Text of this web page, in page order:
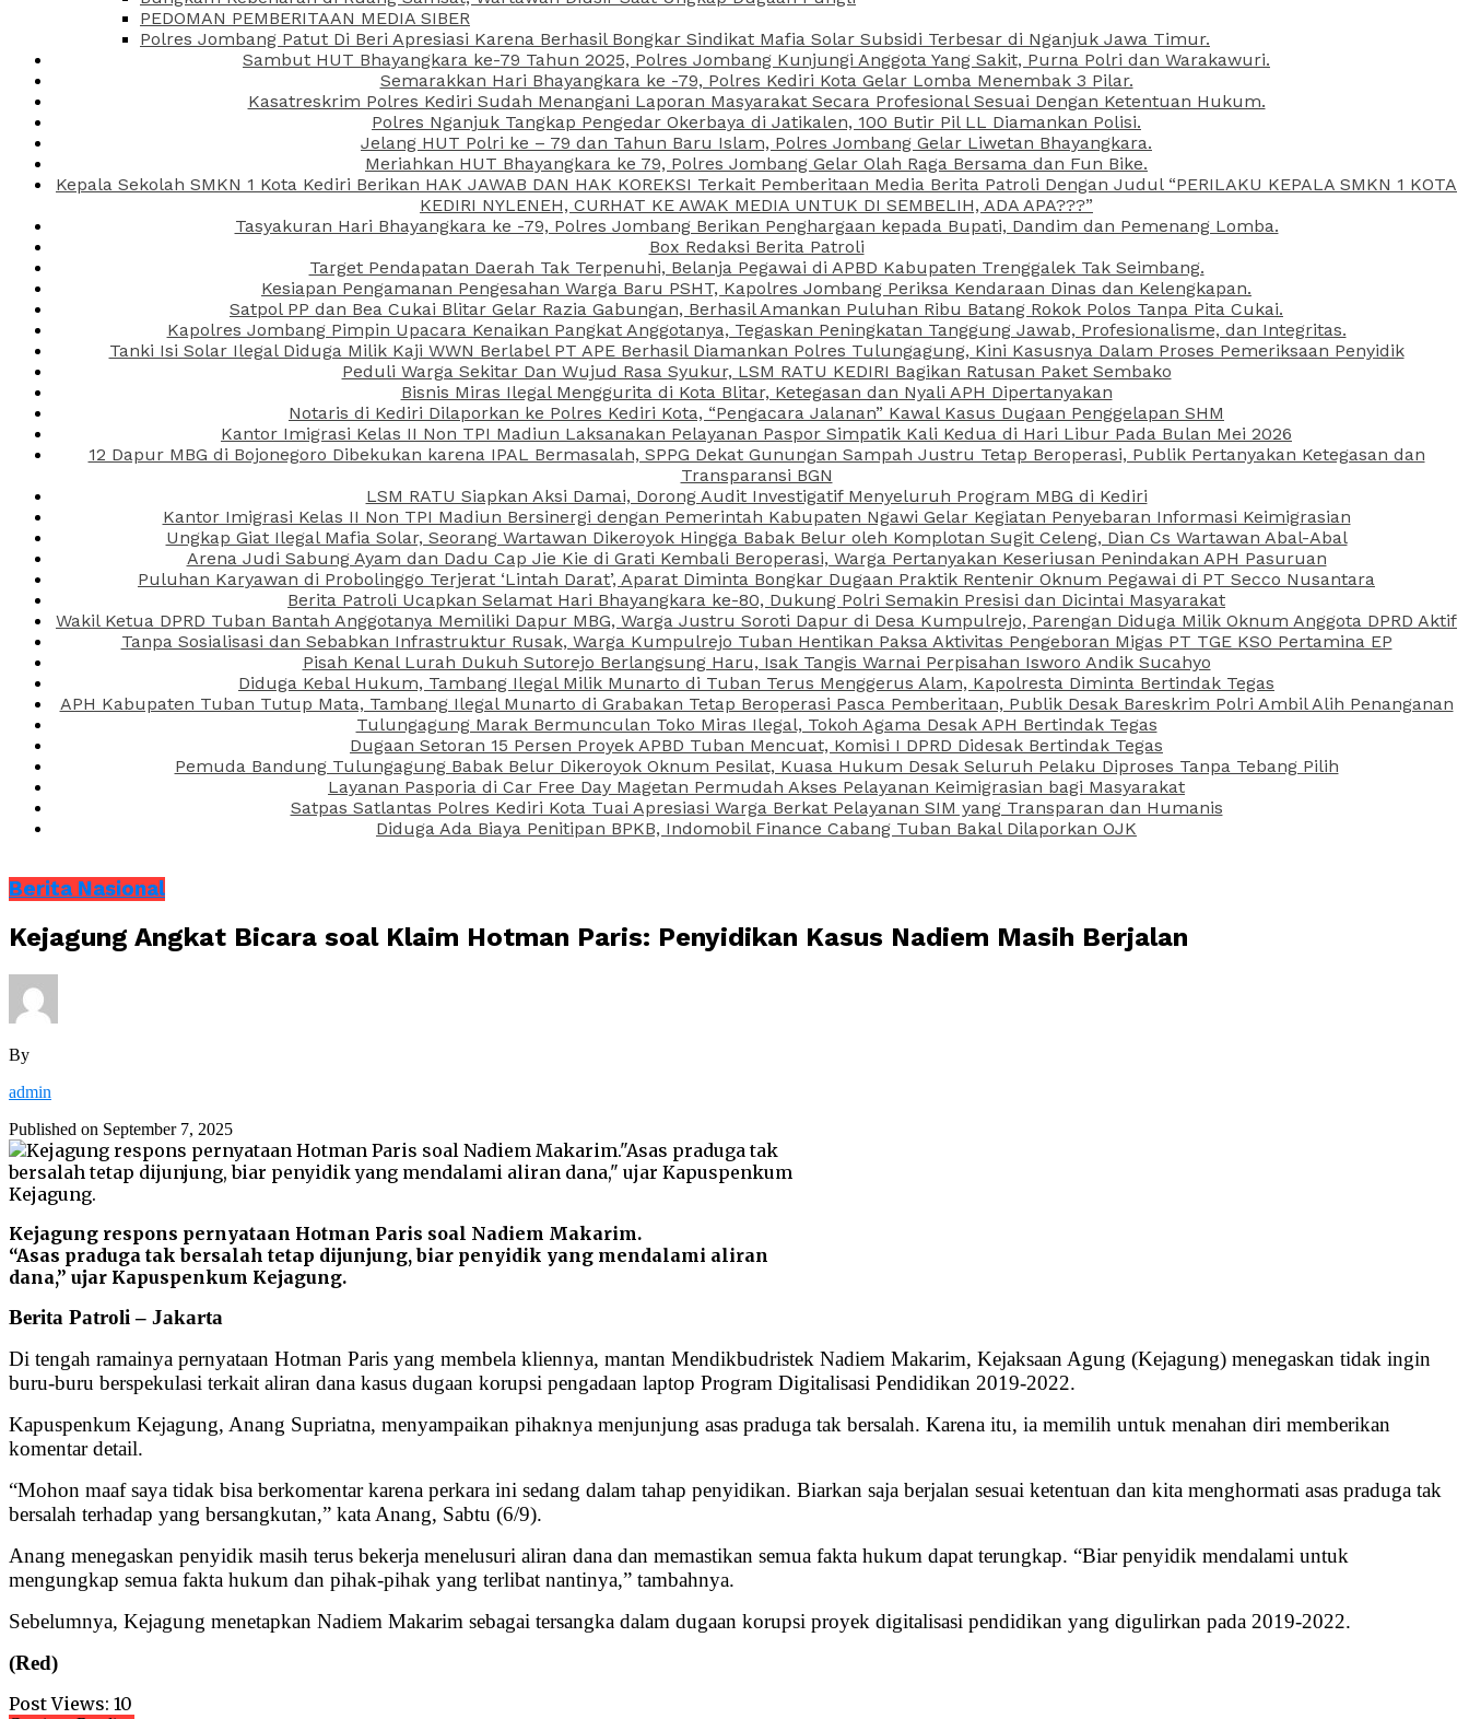
PEDOMAN PEMBERITAAN MEDIA SIBER
Polres Jombang Patut Di Beri Apresiasi Karena Berhasil Bongkar Sindikat Mafia Solar Subsidi Terbesar di Nganjuk Jawa Timur.
Sambut HUT Bhayangkara ke-79 Tahun 2025, Polres Jombang Kunjungi Anggota Yang Sakit, Purna Polri dan Warakawuri.
Semarakkan Hari Bhayangkara ke -79, Polres Kediri Kota Gelar Lomba Menembak 3 Pilar.
Kasatreskrim Polres Kediri Sudah Menangani Laporan Masyarakat Secara Profesional Sesuai Dengan Ketentuan Hukum.
Polres Nganjuk Tangkap Pengedar Okerbaya di Jatikalen, 100 Butir Pil LL Diamankan Polisi.
Jelang HUT Polri ke – 79 dan Tahun Baru Islam, Polres Jombang Gelar Liwetan Bhayangkara.
Meriahkan HUT Bhayangkara ke 79, Polres Jombang Gelar Olah Raga Bersama dan Fun Bike.
Kepala Sekolah SMKN 1 Kota Kediri Berikan HAK JAWAB DAN HAK KOREKSI Terkait Pemberitaan Media Berita Patroli Dengan Judul “PERILAKU KEPALA SMKN 1 KOTA
KEDIRI NYLENEH, CURHAT KE AWAK MEDIA UNTUK DI SEMBELIH, ADA APA???”
Tasyakuran Hari Bhayangkara ke -79, Polres Jombang Berikan Penghargaan kepada Bupati, Dandim dan Pemenang Lomba.
Box Redaksi Berita Patroli
Target Pendapatan Daerah Tak Terpenuhi, Belanja Pegawai di APBD Kabupaten Trenggalek Tak Seimbang.
Kesiapan Pengamanan Pengesahan Warga Baru PSHT, Kapolres Jombang Periksa Kendaraan Dinas dan Kelengkapan.
Satpol PP dan Bea Cukai Blitar Gelar Razia Gabungan, Berhasil Amankan Puluhan Ribu Batang Rokok Polos Tanpa Pita Cukai.
Kapolres Jombang Pimpin Upacara Kenaikan Pangkat Anggotanya, Tegaskan Peningkatan Tanggung Jawab, Profesionalisme, dan Integritas.
Tanki Isi Solar Ilegal Diduga Milik Kaji WWN Berlabel PT APE Berhasil Diamankan Polres Tulungagung, Kini Kasusnya Dalam Proses Pemeriksaan Penyidik
Peduli Warga Sekitar Dan Wujud Rasa Syukur, LSM RATU KEDIRI Bagikan Ratusan Paket Sembako
Bisnis Miras Ilegal Menggurita di Kota Blitar, Ketegasan dan Nyali APH Dipertanyakan
Notaris di Kediri Dilaporkan ke Polres Kediri Kota, “Pengacara Jalanan” Kawal Kasus Dugaan Penggelapan SHM
Kantor Imigrasi Kelas II Non TPI Madiun Laksanakan Pelayanan Paspor Simpatik Kali Kedua di Hari Libur Pada Bulan Mei 2026
12 Dapur MBG di Bojonegoro Dibekukan karena IPAL Bermasalah, SPPG Dekat Gunungan Sampah Justru Tetap Beroperasi, Publik Pertanyakan Ketegasan dan
Transparansi BGN
LSM RATU Siapkan Aksi Damai, Dorong Audit Investigatif Menyeluruh Program MBG di Kediri
Kantor Imigrasi Kelas II Non TPI Madiun Bersinergi dengan Pemerintah Kabupaten Ngawi Gelar Kegiatan Penyebaran Informasi Keimigrasian
Ungkap Giat Ilegal Mafia Solar, Seorang Wartawan Dikeroyok Hingga Babak Belur oleh Komplotan Sugit Celeng, Dian Cs Wartawan Abal-Abal
Arena Judi Sabung Ayam dan Dadu Cap Jie Kie di Grati Kembali Beroperasi, Warga Pertanyakan Keseriusan Penindakan APH Pasuruan
Puluhan Karyawan di Probolinggo Terjerat ‘Lintah Darat’, Aparat Diminta Bongkar Dugaan Praktik Rentenir Oknum Pegawai di PT Secco Nusantara
Berita Patroli Ucapkan Selamat Hari Bhayangkara ke-80, Dukung Polri Semakin Presisi dan Dicintai Masyarakat
Wakil Ketua DPRD Tuban Bantah Anggotanya Memiliki Dapur MBG, Warga Justru Soroti Dapur di Desa Kumpulrejo, Parengan Diduga Milik Oknum Anggota DPRD Aktif
Tanpa Sosialisasi dan Sebabkan Infrastruktur Rusak, Warga Kumpulrejo Tuban Hentikan Paksa Aktivitas Pengeboran Migas PT TGE KSO Pertamina EP
Pisah Kenal Lurah Dukuh Sutorejo Berlangsung Haru, Isak Tangis Warnai Perpisahan Isworo Andik Sucahyo
Diduga Kebal Hukum, Tambang Ilegal Milik Munarto di Tuban Terus Menggerus Alam, Kapolresta Diminta Bertindak Tegas
APH Kabupaten Tuban Tutup Mata, Tambang Ilegal Munarto di Grabakan Tetap Beroperasi Pasca Pemberitaan, Publik Desak Bareskrim Polri Ambil Alih Penanganan
Tulungagung Marak Bermunculan Toko Miras Ilegal, Tokoh Agama Desak APH Bertindak Tegas
Dugaan Setoran 15 Persen Proyek APBD Tuban Mencuat, Komisi I DPRD Didesak Bertindak Tegas
Pemuda Bandung Tulungagung Babak Belur Dikeroyok Oknum Pesilat, Kuasa Hukum Desak Seluruh Pelaku Diproses Tanpa Tebang Pilih
Layanan Pasporia di Car Free Day Magetan Permudah Akses Pelayanan Keimigrasian bagi Masyarakat
Satpas Satlantas Polres Kediri Kota Tuai Apresiasi Warga Berkat Pelayanan SIM yang Transparan dan Humanis
Diduga Ada Biaya Penitipan BPKB, Indomobil Finance Cabang Tuban Bakal Dilaporkan OJK
Berita Nasional
Kejagung Angkat Bicara soal Klaim Hotman Paris: Penyidikan Kasus Nadiem Masih Berjalan
By
admin
Published on September 7, 2025
Kejagung respons pernyataan Hotman Paris soal Nadiem Makarim.
“Asas praduga tak bersalah tetap dijunjung, biar penyidik yang mendalami aliran
dana,” ujar Kapuspenkum Kejagung.
Berita Patroli – Jakarta
Di tengah ramainya pernyataan Hotman Paris yang membela kliennya, mantan Mendikbudristek Nadiem Makarim, Kejaksaan Agung (Kejagung) menegaskan tidak ingin
buru-buru berspekulasi terkait aliran dana kasus dugaan korupsi pengadaan laptop Program Digitalisasi Pendidikan 2019-2022.
Kapuspenkum Kejagung, Anang Supriatna, menyampaikan pihaknya menjunjung asas praduga tak bersalah. Karena itu, ia memilih untuk menahan diri memberikan
komentar detail.
“Mohon maaf saya tidak bisa berkomentar karena perkara ini sedang dalam tahap penyidikan. Biarkan saja berjalan sesuai ketentuan dan kita menghormati asas praduga tak
bersalah terhadap yang bersangkutan,” kata Anang, Sabtu (6/9).
Anang menegaskan penyidik masih terus bekerja menelusuri aliran dana dan memastikan semua fakta hukum dapat terungkap. “Biar penyidik mendalami untuk
mengungkap semua fakta hukum dan pihak-pihak yang terlibat nantinya,” tambahnya.
Sebelumnya, Kejagung menetapkan Nadiem Makarim sebagai tersangka dalam dugaan korupsi proyek digitalisasi pendidikan yang digulirkan pada 2019-2022.
(Red)
Post Views: 10